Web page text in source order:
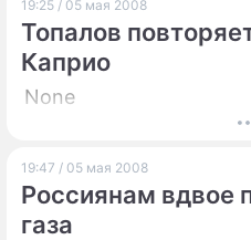
19:25 / 05 мая 2008
Топалов
Каприо
None
19:47 / 05 мая 2008
Россиянам вдвое
газа